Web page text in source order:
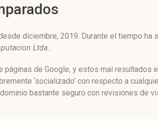
diciembre, 2019. Durante el tiempo ha
Ltda..
de Google, y estos mal resultados
‘socializado’ con respecto a
bastante seguro con revisiones de